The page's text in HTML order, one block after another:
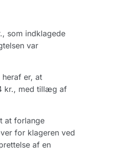
som indklagede
var
er, at
kr., med tillæg af
at forlange
for klageren ved
af en